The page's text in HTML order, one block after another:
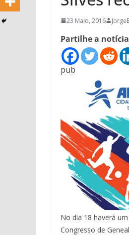
23 Maio, 2016
Partilhe a notícia
pub
No dia 18 haverá
Congresso de